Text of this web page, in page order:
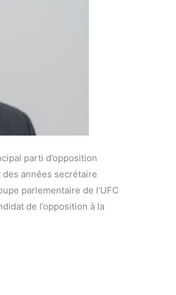
parti d’opposition
des années secrétaire
parlementaire de l’UFC
de l’opposition à la